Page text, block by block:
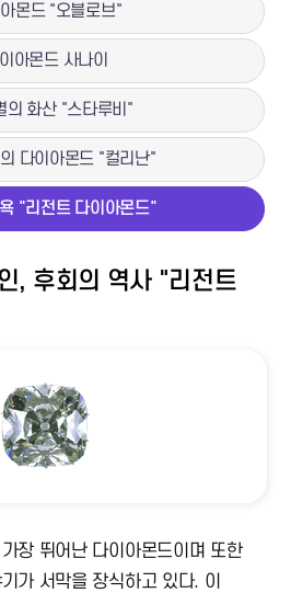
몬드 "오블로브"
아몬드 사나이
의 화산 "스타루비"
다이아몬드 "컬리난"
"리전트 다이아몬드"
, 후회의 역사 "리전트
장 뛰어난 다이아몬드이며 또한
가 서막을 장식하고 있다. 이